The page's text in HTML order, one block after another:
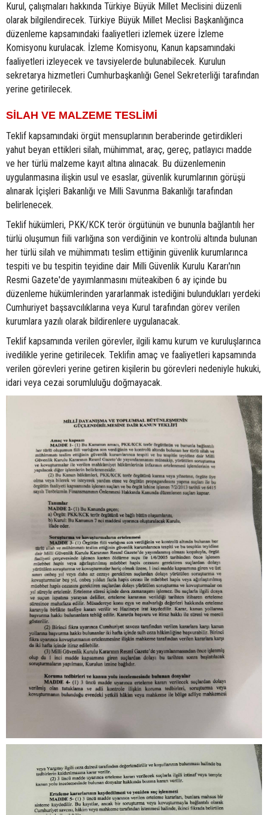
Kurul, çalışmaları hakkında Türkiye Büyük Millet Meclisini düzenli
olarak bilgilendirecek. Türkiye Büyük Millet Meclisi Başkanlığınca
düzenleme kapsamındaki faaliyetleri izlemek üzere İzleme
Komisyonu kurulacak. İzleme Komisyonu, Kanun kapsamındaki
faaliyetleri izleyecek ve tavsiyelerde bulunabilecek. Kurulun
sekretarya hizmetleri Cumhurbaşkanlığı Genel Sekreterliği tarafından
yerine getirilecek.
SİLAH VE MALZEME TESLİMİ
Teklif kapsamındaki örgüt mensuplarının beraberinde getirdikleri
yahut beyan ettikleri silah, mühimmat, araç, gereç, patlayıcı madde
ve her türlü malzeme kayıt altına alınacak. Bu düzenlemenin
uygulanmasına ilişkin usul ve esaslar, güvenlik kurumlarının görüşü
alınarak İçişleri Bakanlığı ve Milli Savunma Bakanlığı tarafından
belirlenecek.
Teklif hükümleri, PKK/KCK terör örgütünün ve bununla bağlantılı her
türlü oluşumun fiili varlığına son verdiğinin ve kontrolü altında bulunan
her türlü silah ve mühimmatı teslim ettiğinin güvenlik kurumlarınca
tespiti ve bu tespitin teyidine dair Milli Güvenlik Kurulu Kararı'nın
Resmi Gazete'de yayımlanmasını müteakiben 6 ay içinde bu
düzenleme hükümlerinden yararlanmak istediğini bulundukları yerdeki
Cumhuriyet başsavcılıklarına veya Kurul tarafından görev verilen
kurumlara yazılı olarak bildirenlere uygulanacak.
Teklif kapsamında verilen görevler, ilgili kamu kurum ve kuruluşlarınca
ivedilikle yerine getirilecek. Teklifin amaç ve faaliyetleri kapsamında
verilen görevleri yerine getiren kişilerin bu görevleri nedeniyle hukuki,
idari veya cezai sorumluluğu doğmayacak.